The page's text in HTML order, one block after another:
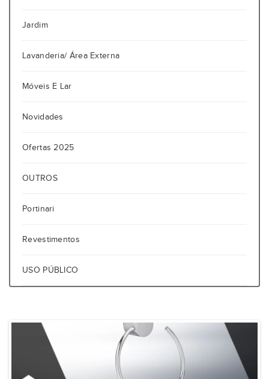
Jardim
Lavanderia/ Área Externa
Móveis E Lar
Novidades
Ofertas 2025
OUTROS
Portinari
Revestimentos
USO PÚBLICO